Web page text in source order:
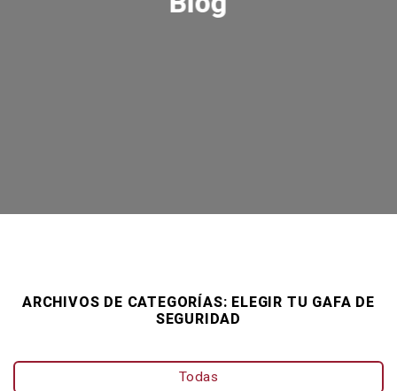
ARCHIVOS DE CATEGORÍAS: ELEGIR TU GAFA DE
SEGURIDAD
Todas